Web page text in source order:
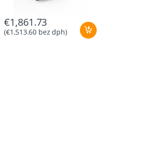
€1,861.73
(€1,513.60 bez dph)